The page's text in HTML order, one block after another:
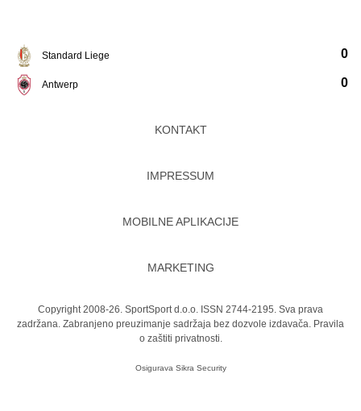
Standard Liege
Antwerp
0
0
KONTAKT
IMPRESSUM
MOBILNE APLIKACIJE
MARKETING
Copyright 2008-26. SportSport d.o.o. ISSN 2744-2195. Sva prava
zadržana. Zabranjeno preuzimanje sadržaja bez dozvole izdavača. Pravila
o zaštiti privatnosti.
Osigurava Sikra Security